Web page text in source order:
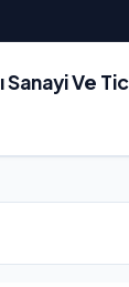
Sanayi Ve